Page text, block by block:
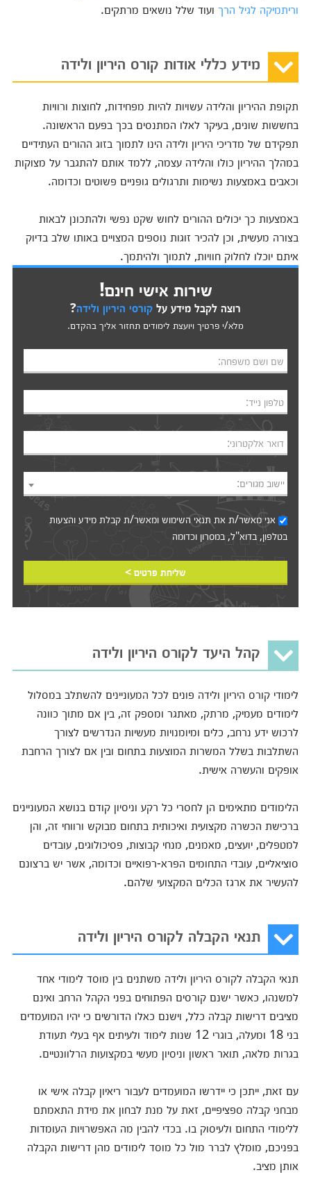
וריתמיקה לגיל הרךועוד שלל נושאים מרתקים.
מידע כללי אודות קורס היריון ולידה
תקופת ההיריון והלידה עשויות להיות מפחידות, לחוצות ורוויות
בחששות שונים, בעיקר לאלו המתנסים בכך בפעם הראשונה.
תפקידם של מדריכי היריון ולידה הינו לתמוך בזוג ההורים העתידיים
במהלך ההיריון כולו והלידה עצמה, ללמד אותם להתגבר על מצוקות
וכאבים באמצעות נשימות ותרגולים גופניים פשוטים וכדומה.
באמצעות כך יכולים ההורים לחוש שקט נפשי ולהתכונן לבאות
בצורה מעשית, וכן להכיר זוגות נוספים המצויים באותו שלב בדיוק
איתם יוכלו לחלוק חוויות, לתמוך ולהיתמך.
שירות אישי חינם!
רוצה לקבל מידע על קורסי היריון ולידה?
מלא/י פרטיך ויועצת לימודים תחזור אליך בהקדם.
שם ושם משפחה:
טלפון נייד:
דואר אלקטרוני:
יישוב מגורים:
אני מאשר/ת אתתנאי השימושומאשר/ת קבלת מידע והצעות
בטלפון, בדוא"ל, במסרון וכדומה‎‎
שליחת פרטים >
קהל היעד לקורס היריון ולידה
לימודי קורס היריון ולידה פונים לכל המעוניינים להשתלב במסלול
לימודים מעמיק, מרתק, מאתגר ומספק זה, בין אם מתוך כוונה
לרכוש ידע נרחב, כלים ומיומנויות מעשיות הנדרשים לצורך
השתלבות בשלל המשרות המוצעות בתחום ובין אם לצורך הרחבת
אופקים והעשרה אישית.
הלימודים מתאימים הן לחסרי כל רקע וניסיון קודם בנושא המעוניינים
ברכישת הכשרה מקצועית ואיכותית בתחום מבוקש ורווחי זה, והן
למטפלים, יועצים, מאמנים, מנחי קבוצות, פסיכולוגים, עובדים
סוציאליים, עובדי התחומים הפרא-רפואיים וכדומה, אשר יש ברצונם
להעשיר את ארגז הכלים המקצועי שלהם.
תנאי הקבלה לקורס היריון ולידה
תנאי הקבלה לקורס היריון ולידה משתנים בין מוסד לימודי אחד
למשנהו, כאשר ישנם קורסים הפתוחים בפני הקהל הרחב ואינם
מציבים דרישות קבלה כלל, וישנם כאלו הדורשים כי יהיו המועמדים
בני 18 ומעלה, בוגרי 12 שנות לימוד ולעיתים אף בעלי תעודת
בגרות מלאה, תואר ראשון וניסיון מעשי במקצועות הרלוונטיים.
עם זאת, ייתכן כי יידרשו המועמדים לעבור ריאיון קבלה אישי או
מבחני קבלה ספציפיים, זאת על מנת לבחון את מידת התאמתם
ללימודי התחום ולעיסוק בו. בכדי להבין מה האפשרויות העומדות
בפניכם, מומלץ לברר מול כל מוסד לימודים מהן דרישות הקבלה
אותן מציב.